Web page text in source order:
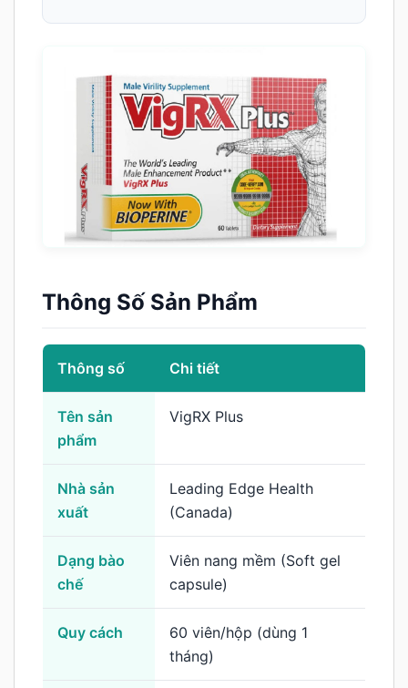
Thông Số Sản Phẩm
Thông số Chi tiết
Tên sản
phẩm
VigRX Plus
Nhà sản
xuất
Leading Edge Health
(Canada)
Dạng bào
chế
Viên nang mềm (Soft gel
capsule)
Quy cách
60 viên/hộp (dùng 1
tháng)